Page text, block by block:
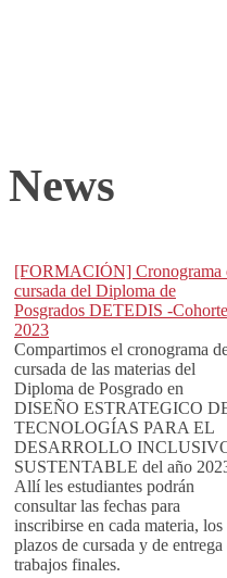
News
[FORMACIÓN] Cronograma
cursada del Diploma de
Posgrados DETEDIS -Cohorte
2023
Compartimos el cronograma
cursada de las materias del
Diploma de Posgrado en
DISEÑO ESTRATEGICO
TECNOLOGÍAS PARA EL
DESARROLLO
SUSTENTABLE del año
Allí les estudiantes podrán
consultar las fechas para
inscribirse en cada materia, los
plazos de cursada y de entrega
trabajos finales.